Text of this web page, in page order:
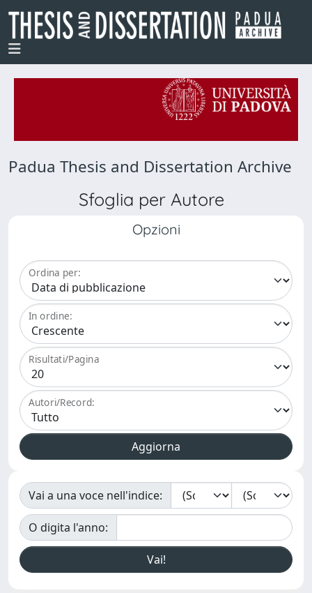
Padua Thesis and Dissertation Archive
Sfoglia per Autore
Opzioni
Ordina per:
In ordine:
Risultati/Pagina
Autori/Record:
Vai a una voce nell'indice:
O digita l'anno: